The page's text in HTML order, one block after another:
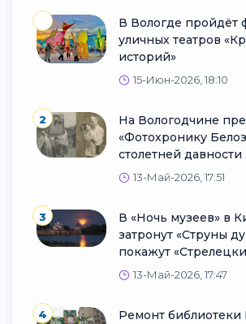
В Вологде пройдёт фестиваль
уличных театров
историй»
15-Июн-2026, 18:10
2
На Вологодчине презентуют
«Фотохронику
столетней давности
13-Май-2026, 17:51
3
В «Ночь музеев» в Кириллове
затронут «Струны
покажут
13-Май-2026, 17:47
4
Ремонт библиотеки №10 на